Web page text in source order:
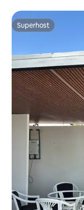
Superhost
Superhost